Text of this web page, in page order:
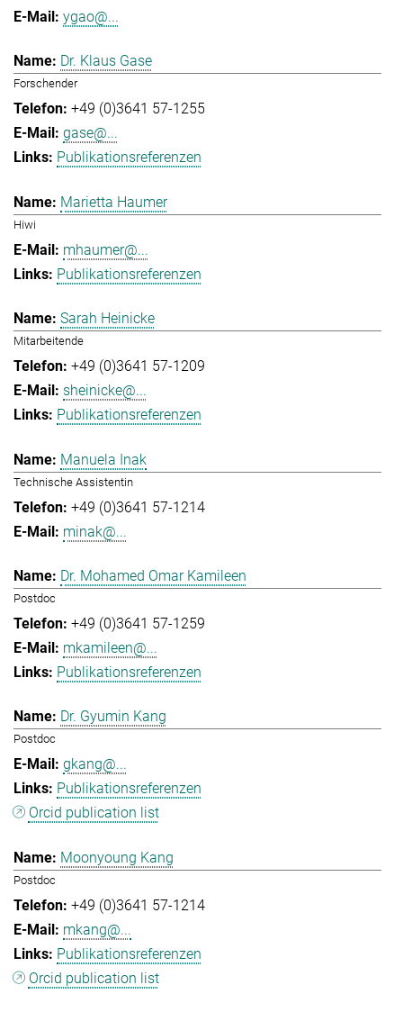
ygao@...
Dr. Klaus Gase
Forschender
+49 (0)3641 57-1255
gase@...
Publikationsreferenzen
Marietta Haumer
Hiwi
mhaumer@...
Publikationsreferenzen
Sarah Heinicke
Mitarbeitende
+49 (0)3641 57-1209
sheinicke@...
Publikationsreferenzen
Manuela Inak
Technische Assistentin
+49 (0)3641 57-1214
minak@...
Dr. Mohamed Omar Kamileen
Postdoc
+49 (0)3641 57-1259
mkamileen@...
Publikationsreferenzen
Dr. Gyumin Kang
Postdoc
gkang@...
Publikationsreferenzen
Orcid publication list
Moonyoung Kang
Postdoc
+49 (0)3641 57-1214
mkang@...
Publikationsreferenzen
Orcid publication list